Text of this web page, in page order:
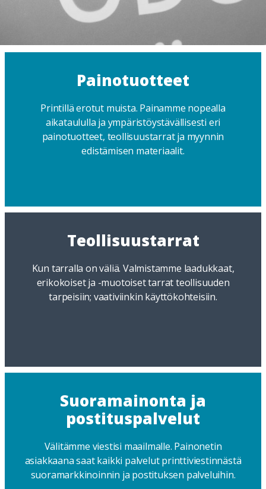
Painotuotteet
Printillä erotut muista. Painamme nopealla
aikataululla ja ympäristöystävällisesti eri
painotuotteet, teollisuustarrat ja myynnin
edistämisen materiaalit.
Teollisuustarrat
Kun tarralla on väliä. Valmistamme laadukkaat,
erikokoiset ja -muotoiset tarrat teollisuuden
tarpeisiin; vaativiinkin käyttökohteisiin.
Suoramainonta ja
postituspalvelut​
Välitämme viestisi maailmalle. Painonetin
asiakkaana saat kaikki palvelut printtiviestinnästä
suoramarkkinoinnin ja postituksen palveluihin.